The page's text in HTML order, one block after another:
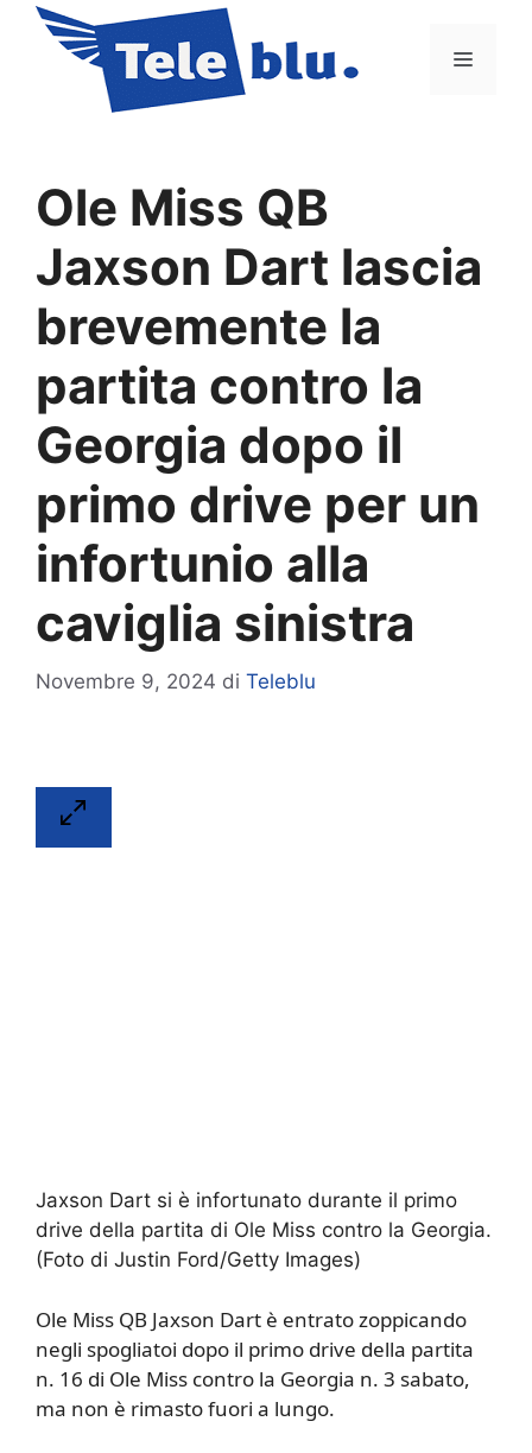
contenuto
Menu
Ole Miss QB
Jaxson Dart lascia
brevemente la
partita contro la
Georgia dopo il
primo drive per un
infortunio alla
caviglia sinistra
Novembre 9, 2024 di Teleblu
Jaxson Dart si è infortunato durante il primo
drive della partita di Ole Miss contro la Georgia.
(Foto di Justin Ford/Getty Images)
Ole Miss QB Jaxson Dart è entrato zoppicando
negli spogliatoi dopo il primo drive della partita
n. 16 di Ole Miss contro la Georgia n. 3 sabato,
ma non è rimasto fuori a lungo.